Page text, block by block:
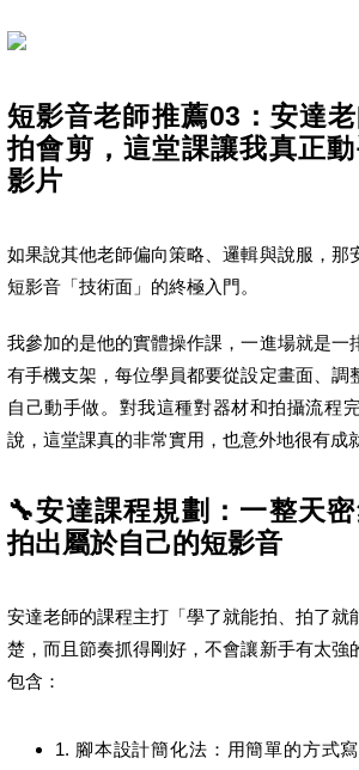
短影音老師推薦03：安達
拍會剪，這堂課讓我真正
影片
如果說其他老師偏向策略、邏輯與說服，那
短影音「技術面」的終極入門。
我參加的是他的實體操作課，一進場就是一
有手機支架，每位學員都要從設定畫面、調
自己動手做。對我這種對器材和拍攝流程
說，這堂課真的非常實用，也意外地很有成
🔧安達課程規劃：一整天
拍出屬於自己的短影音
安達老師的課程主打「學了就能拍、拍了就
楚，而且節奏抓得剛好，不會讓新手有太強
包含：
1. 腳本設計簡化法：用簡單的方式